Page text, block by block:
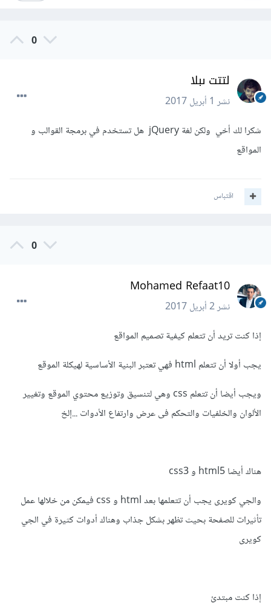
0
لتتت ىبلا
نشر1 أبريل 2017
شكرا لك أخي ولكن لغة jQuery هل تستخدم في برمجة القوالب و
المواقع
اقتباس
0
Mohamed Refaat10
نشر2 أبريل 2017
إذا كنت تريد أن تتعلم كيفية تصميم المواقع
يجب أولا أن تتعلم html فهي تعتبر البنية الأساسية لهيكلة الموقع
ويجب أيضا أن تتعلم css وهي لتنسيق وتوزيع محتوي الموقع وتغيير
الألوان والخلفيات والتحكم فى عرض وارتفاع الأدوات ...إلخ
هناك أيضا html5 و css3
والجي كويرى يجب أن تتعلمها بعد html و css فيمكن من خلالها عمل
تأثيرات للصفحة بحيث تظهر بشكل جذاب وهناك أدوات كثيرة في الجي
كويرى
إذا كنت مبتدئ